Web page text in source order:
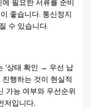
필요한 서류를 준비
좋습니다. 통신정지
수 있습니다.
‘상태 확인 → 우선 납
행하는 것이 현실적
가능 여부와 우선순위
저입니다.